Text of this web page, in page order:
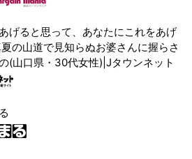
あげると思って、あなたにこれをあげ
の山道で見知らぬお婆さんに握らさ
(山口県・30代女性)|Jタウンネット